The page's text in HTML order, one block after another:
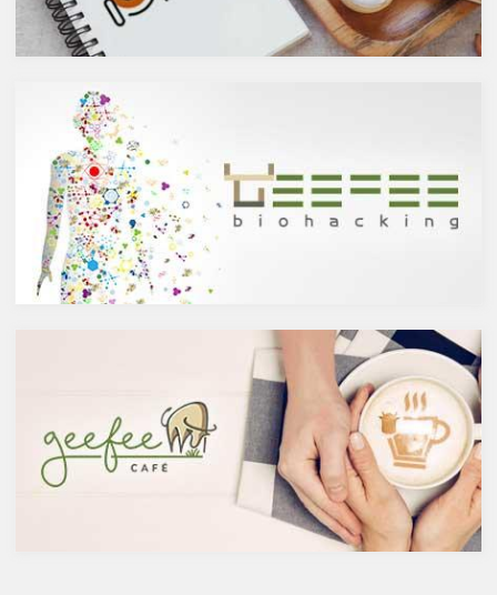
て2種類あるお酒の製造方法
（醸造酒と蒸留酒）の違いに
よって健康に対してどのような
ていきます。
醸造酒と蒸留酒の違いとは？
主にお酒は製造方法によって醸
造酒と蒸留酒の2つと、香料や
糖分、果実などを加えた混成酒
に分けられます。醸造酒は、果
実や穀物のような糖分を含んだ
原料を酵母によりアルコール発
酵させて造られたもの。蒸留酒
は、この発酵された醸造酒をさ
らに蒸留して作られたものでス
で、蒸留酒は一般的には40度～
50度、最大で90度台のアルコー
ルとなります。以下が主なお酒
の醸造酒と蒸留酒の分類です。
きを持つ亜鉛との相乗効果もあ
ると考えられています。今回
は、このケルセチンの健康効果
ない植物化合物であるケルセチ
ンは、ブドウやリンゴなどの果
物や、ブロッコリやトマト、タ
マネギなどの野菜、お蕎麦にも
免疫力を向上させる亜鉛の吸収
を助けるケルセチン
免疫力を保つことは、コロナウ
イルスの対策に限らず風邪やイ
ンフルエンザなど、さまざまな
疾患に対して人の体に有益な効
果を与えます。その免疫システ
ムを維持するのに重要な働きを
するのが亜鉛。